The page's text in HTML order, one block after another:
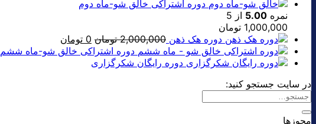
دوره اشتراکی خالق شو-ماه دوم
نمره 5.00 از 5
1,000,000 تومان
دوره هک ذهن 2,000,000 تومان قیمت
اصلی:
0 تومان
فعلی:
دوره اشتراکی خالق شو-ماه ششم
دوره رایگان شکرگزاری
در سایت جستجو کنید:
مجوزها